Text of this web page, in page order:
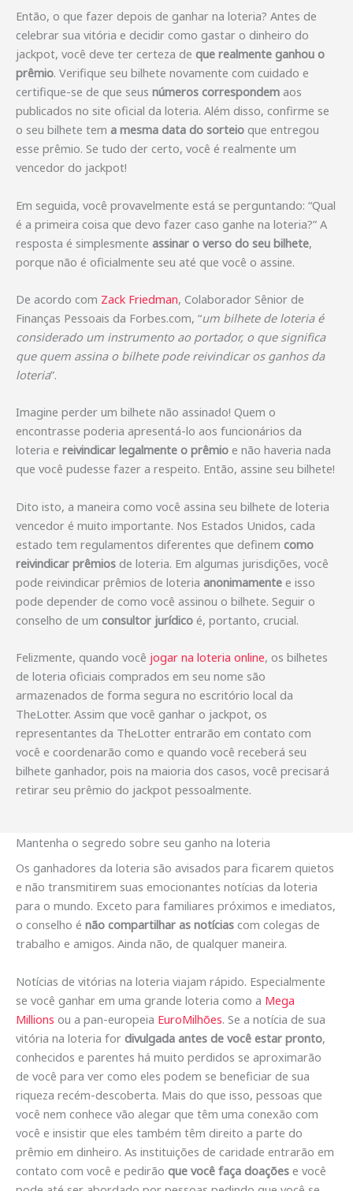
Então, o que fazer depois de ganhar na loteria? Antes de
celebrar sua vitória e decidir como gastar o dinheiro do
jackpot, você deve ter certeza de que realmente ganhou o
prêmio. Verifique seu bilhete novamente com cuidado e
certifique-se de que seus números correspondem aos
publicados no site oficial da loteria. Além disso, confirme se
o seu bilhete tem a mesma data do sorteio que entregou
esse prêmio. Se tudo der certo, você é realmente um
vencedor do jackpot!
Em seguida, você provavelmente está se perguntando: “Qual
é a primeira coisa que devo fazer caso ganhe na loteria?” A
resposta é simplesmente assinar o verso do seu bilhete,
porque não é oficialmente seu até que você o assine.
De acordo com Zack Friedman, Colaborador Sênior de
Finanças Pessoais da Forbes.com, “um bilhete de loteria é
considerado um instrumento ao portador, o que significa
que quem assina o bilhete pode reivindicar os ganhos da
loteria”.
Imagine perder um bilhete não assinado! Quem o
encontrasse poderia apresentá-lo aos funcionários da
loteria e reivindicar legalmente o prêmio e não haveria nada
que você pudesse fazer a respeito. Então, assine seu bilhete!
Dito isto, a maneira como você assina seu bilhete de loteria
vencedor é muito importante. Nos Estados Unidos, cada
estado tem regulamentos diferentes que definem como
reivindicar prêmios de loteria. Em algumas jurisdições, você
pode reivindicar prêmios de loteria anonimamente e isso
pode depender de como você assinou o bilhete. Seguir o
conselho de um consultor jurídico é, portanto, crucial.
Felizmente, quando você jogar na loteria online, os bilhetes
de loteria oficiais comprados em seu nome são
armazenados de forma segura no escritório local da
TheLotter. Assim que você ganhar o jackpot, os
representantes da TheLotter entrarão em contato com
você e coordenarão como e quando você receberá seu
bilhete ganhador, pois na maioria dos casos, você precisará
retirar seu prêmio do jackpot pessoalmente.
Mantenha o segredo sobre seu ganho na loteria
Os ganhadores da loteria são avisados ​​para ficarem quietos
e não transmitirem suas emocionantes notícias da loteria
para o mundo. Exceto para familiares próximos e imediatos,
o conselho é não compartilhar as notícias com colegas de
trabalho e amigos. Ainda não, de qualquer maneira.
Notícias de vitórias na loteria viajam rápido. Especialmente
se você ganhar em uma grande loteria como a Mega
Millions ou a pan-europeia EuroMilhões. Se a notícia de sua
vitória na loteria for divulgada antes de você estar pronto,
conhecidos e parentes há muito perdidos se aproximarão
de você para ver como eles podem se beneficiar de sua
riqueza recém-descoberta. Mais do que isso, pessoas que
você nem conhece vão alegar que têm uma conexão com
você e insistir que eles também têm direito a parte do
prêmio em dinheiro. As instituições de caridade entrarão em
contato com você e pedirão que você faça doações e você